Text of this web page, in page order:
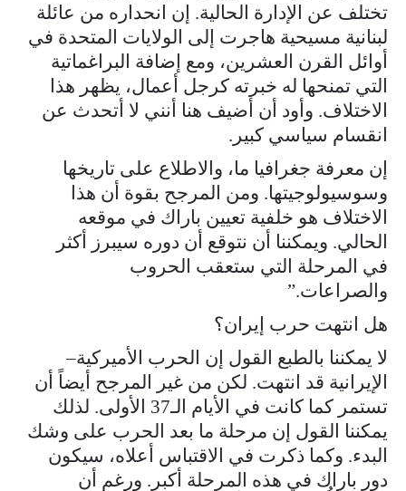
تختلف عن الإدارة الحالية. إن انحداره من عائلة
لبنانية مسيحية هاجرت إلى الولايات المتحدة في
أوائل القرن العشرين، ومع إضافة البراغماتية
التي تمنحها له خبرته كرجل أعمال، يظهر هذا
الاختلاف. وأود أن أضيف هنا أنني لا أتحدث عن
انقسام سياسي كبير.
إن معرفة جغرافيا ما، والاطلاع على تاريخها
وسوسيولوجيتها. ومن المرجح بقوة أن هذا
الاختلاف هو خلفية تعيين باراك في موقعه
الحالي. ويمكننا أن نتوقع أن دوره سيبرز أكثر
في المرحلة التي ستعقب الحروب
والصراعات.”
هل انتهت حرب إيران؟
لا يمكننا بالطبع القول إن الحرب الأميركية–
الإيرانية قد انتهت. لكن من غير المرجح أيضاً أن
تستمر كما كانت في الأيام الـ37 الأولى. لذلك
يمكننا القول إن مرحلة ما بعد الحرب على وشك
البدء. وكما ذكرت في الاقتباس أعلاه، سيكون
دور باراك في هذه المرحلة أكبر. ورغم أن